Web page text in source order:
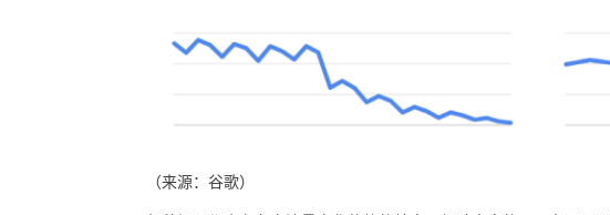
（来源：谷歌）